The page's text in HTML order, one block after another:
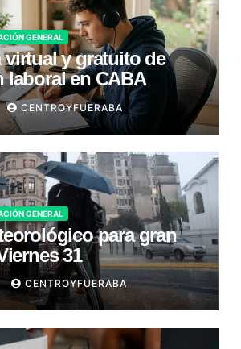
GENERAL
virtual y gratuito de
laboral en CABA
CENTROYFUERABA
GENERAL
para gran
31
CENTROYFUERABA